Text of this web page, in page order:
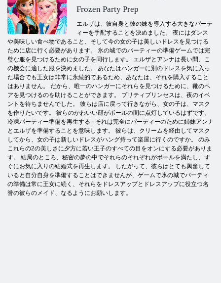
Frozen Party Prep
エルザは、彼自身と彼の妹を導入する大きなパーテ
ィーを手配することを決めました。 夜にはダンス
や美味しい食べ物であること、そして今の女の子は美しいドレスを見つける
ために店に行く必要があります。 氷の城でのパーティーの準備ゲームでは完
璧な服を見つけるために女の子を同行します。 エルザとアンナは長い間、こ
の機会に適した服を決めました。 あなたはハンガーに別のドレスを気に入っ
た場合でも王女は非常に永続的であるため、あなたは、それを購入すること
はありません。 だから、唯一のハンガーにそれらを見つけるために、靴のペ
アを見つけるのを助けることができます。 プリティプリンセスは、夜のイベ
ントを待ちませんでした。 彼らは店に戻って行きながら、女の子は、マスク
を作りたいです。 彼らのかわいい顔がボールの間に点灯しているはずです。
冷凍パーティー準備を再生する - それは完全にパーティーのために姉妹アンナ
とエルザを準備することを意味します。 彼らは、クリームを経由してマスク
してから、女の子は新しいドレスがハング持って楽屋に行くのですか。 のみ
これらの2の美しさに夕方に若い王子のすべての目をオンにする必要がありま
す。 結局のところ、秘密の夢の中でそれらのそれぞれがボールを満たし、す
ぐにお気に入りの結婚式を再生します。 したがって、彼らはとても興奮して
いると自分自身を準備することはできませんが、ゲームで氷の城でパーティ
の準備は常に王女に続く、それらをドレスアップとドレスアップに役立つ名
誉の彼らのメイド、なるようにお願いします。